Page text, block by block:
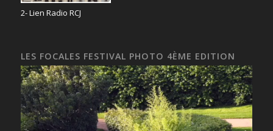
2- Lien Radio RCJ
LES FOCALES FESTIVAL PHOTO 4ÈME EDITION